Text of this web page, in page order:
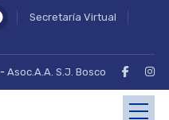
Secretaría Virtual
-Asoc.A.A. S.J. Bosco